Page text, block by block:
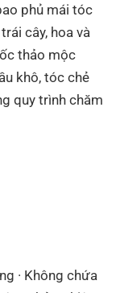
phủ mái tóc
cây, hoa và
thảo mộc
khô, tóc chẻ
quy trình chăm
· Không chứa